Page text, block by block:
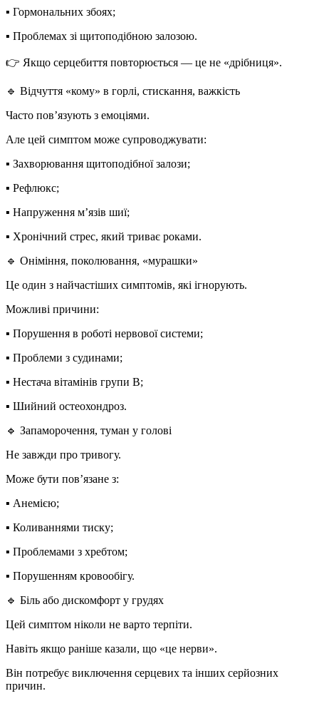
▪️ Гормональних збоях;
▪️ Проблемах зі щитоподібною залозою.
👉 Якщо серцебиття повторюється — це не «дрібниця».
🔹 Відчуття «кому» в горлі, стискання, важкість
Часто пов’язують з емоціями.
Але цей симптом може супроводжувати:
▪️ Захворювання щитоподібної залози;
▪️ Рефлюкс;
▪️ Напруження м’язів шиї;
▪️ Хронічний стрес, який триває роками.
🔹 Оніміння, поколювання, «мурашки»
Це один з найчастіших симптомів, які ігнорують.
Можливі причини:
▪️ Порушення в роботі нервової системи;
▪️ Проблеми з судинами;
▪️ Нестача вітамінів групи B;
▪️ Шийний остеохондроз.
🔹 Запаморочення, туман у голові
Не завжди про тривогу.
Може бути пов’язане з:
▪️ Анемією;
▪️ Коливаннями тиску;
▪️ Проблемами з хребтом;
▪️ Порушенням кровообігу.
🔹 Біль або дискомфорт у грудях
Цей симптом ніколи не варто терпіти.
Навіть якщо раніше казали, що «це нерви».
Він потребує виключення серцевих та інших серйозних
причин.